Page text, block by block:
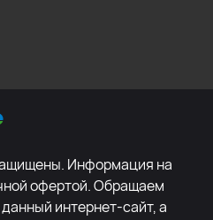
Информация на
офертой. Обращаем
интернет-сайт, а